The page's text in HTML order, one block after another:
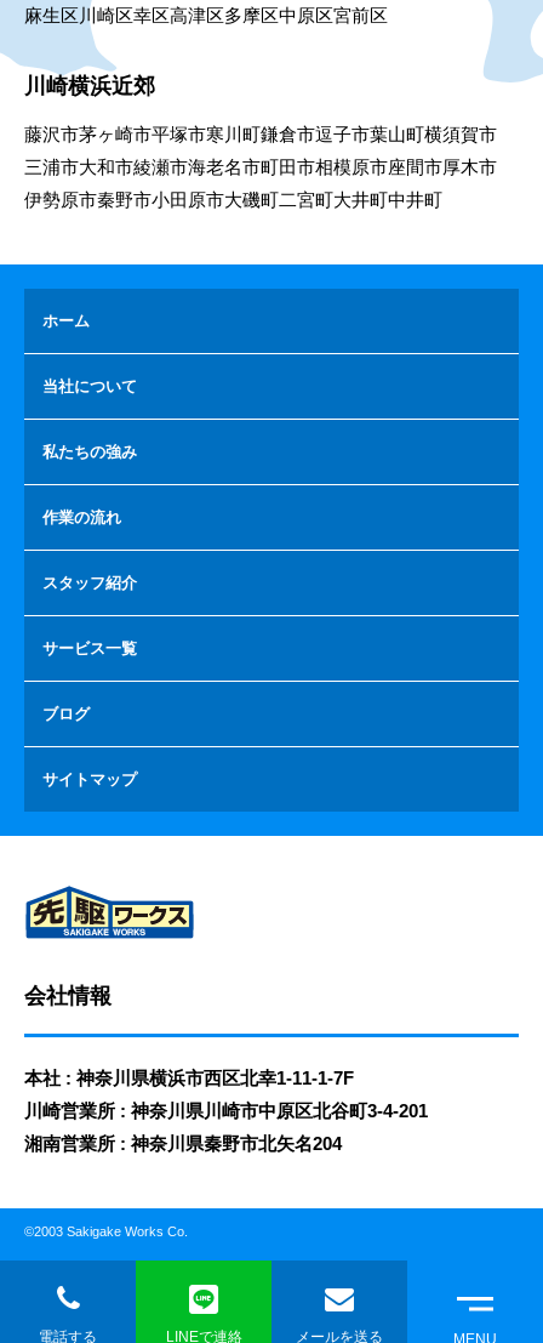
麻生区 川崎区幸区高津区多摩区中原区宮前区
川崎横浜近郊
藤沢市茅ヶ崎市平塚市寒川町鎌倉市逗子市葉山町横須賀市
三浦市大和市綾瀬市海老名市町田市相模原市座間市厚木市
伊勢原市秦野市小田原市大磯町二宮町大井町中井町
ホーム
当社について
私たちの強み
作業の流れ
スタッフ紹介
サービス一覧
ブログ
サイトマップ
会社情報
本社 : 神奈川県横浜市西区北幸1-11-1-7F
川崎営業所 : 神奈川県川崎市中原区北谷町3-4-201
湘南営業所 : 神奈川県秦野市北矢名204
©2003 Sakigake Works Co.
電話する LINEで連絡 メールを送る MENU